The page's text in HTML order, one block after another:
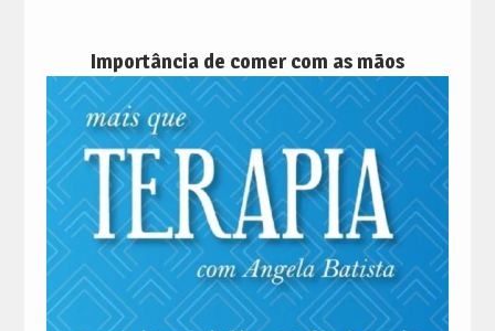
Importância de comer com as mãos